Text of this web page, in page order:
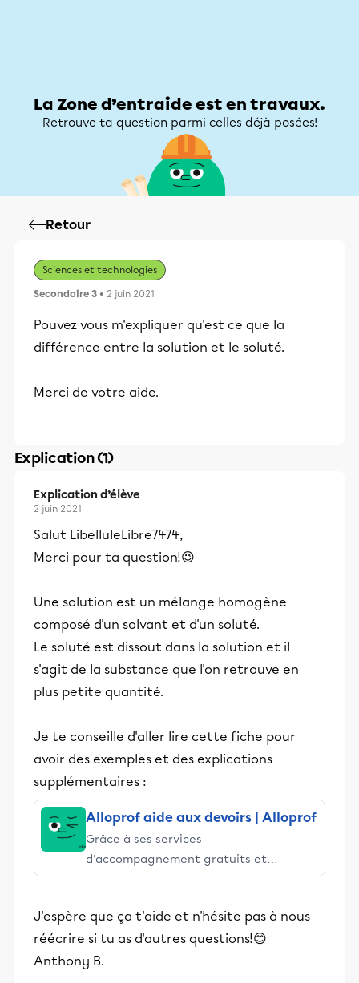
La Zone d’entraide est en travaux.
Retrouve ta question parmi celles déjà posées!
Retour
Sciences et technologies
Secondaire 3 • 2 juin 2021
Pouvez vous m'expliquer qu'est ce que la
différence entre la solution et le soluté.
Merci de votre aide.
Explication (1)
Explication d’élève
2 juin 2021
Salut LibelluleLibre7474,
Merci pour ta question!😉
Une solution est un mélange homogène
composé d'un solvant et d'un soluté.
Le soluté est dissout dans la solution et il
s'agit de la substance que l'on retrouve en
plus petite quantité.
Je te conseille d'aller lire cette fiche pour
avoir des exemples et des explications
supplémentaires :
Alloprof aide aux devoirs | Alloprof
Grâce à ses services
d’accompagnement gratuits et
stimulants, Alloprof engage les élèves
éducative.
J'espère que ça t'aide et n'hésite pas à nous
réécrire si tu as d'autres questions!😊
Anthony B.